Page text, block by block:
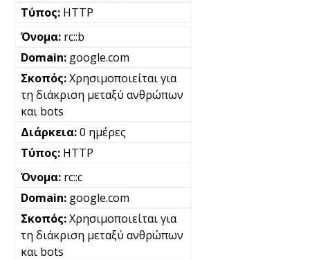
HTTP
rc::b
google.com
Χρησιμοποιείται για
τη διάκριση μεταξύ ανθρώπων
και bots
0 ημέρες
HTTP
rc::c
google.com
Χρησιμοποιείται για
τη διάκριση μεταξύ ανθρώπων
και bots